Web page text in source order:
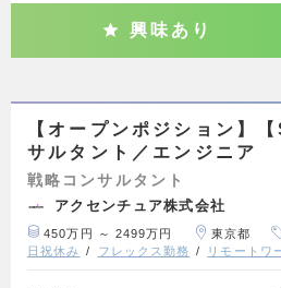
興味あり
【オープンポジション】
サルタント／エンジニア
戦略コンサルタント
アクセンチュア株式会社
450万円 ～ 2499万円 東京都
日祝休み
フレックス勤務 リモートワ